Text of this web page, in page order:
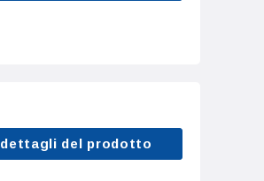
dettagli del prodotto